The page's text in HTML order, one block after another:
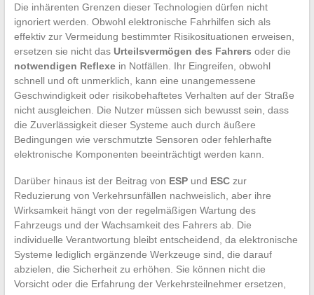
Die inhärenten Grenzen dieser Technologien dürfen nicht
ignoriert werden. Obwohl elektronische Fahrhilfen sich als
effektiv zur Vermeidung bestimmter Risikosituationen erweisen,
ersetzen sie nicht das Urteilsvermögen des Fahrers oder die
notwendigen Reflexein Notfällen. Ihr Eingreifen, obwohl
schnell und oft unmerklich, kann eine unangemessene
Geschwindigkeit oder risikobehaftetes Verhalten auf der Straße
nicht ausgleichen. Die Nutzer müssen sich bewusst sein, dass
die Zuverlässigkeit dieser Systeme auch durch äußere
Bedingungen wie verschmutzte Sensoren oder fehlerhafte
elektronische Komponenten beeinträchtigt werden kann.
Darüber hinaus ist der Beitrag von ESPund ESCzur
Reduzierung von Verkehrsunfällen nachweislich, aber ihre
Wirksamkeit hängt von der regelmäßigen Wartung des
Fahrzeugs und der Wachsamkeit des Fahrers ab. Die
individuelle Verantwortung bleibt entscheidend, da elektronische
Systeme lediglich ergänzende Werkzeuge sind, die darauf
abzielen, die Sicherheit zu erhöhen. Sie können nicht die
Vorsicht oder die Erfahrung der Verkehrsteilnehmer ersetzen,